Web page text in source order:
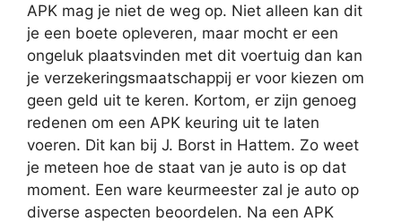
APK mag je niet de weg op. Niet alleen kan dit
je een boete opleveren, maar mocht er een
ongeluk plaatsvinden met dit voertuig dan kan
je verzekeringsmaatschappij er voor kiezen om
geen geld uit te keren. Kortom, er zijn genoeg
redenen om een APK keuring uit te laten
voeren. Dit kan bij J. Borst in Hattem. Zo weet
je meteen hoe de staat van je auto is op dat
moment. Een ware keurmeester zal je auto op
diverse aspecten beoordelen. Na een APK